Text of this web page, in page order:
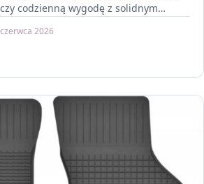
codzienną wygodę z solidnym
2026